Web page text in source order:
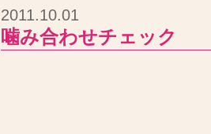
2011.10.01
噛み合わせチェック